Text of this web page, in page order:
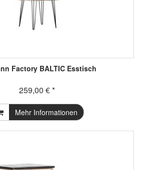
Factory BALTIC Esstisch
259,00 € *
Mehr Informationen